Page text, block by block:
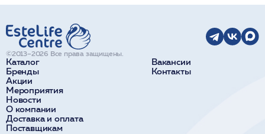
Каталог
Бренды
Акции
Мероприятия
Новости
О компании
Доставка и оплата
Поставщикам
Вакансии
Контакты
©2013–2026 Все права защищены.